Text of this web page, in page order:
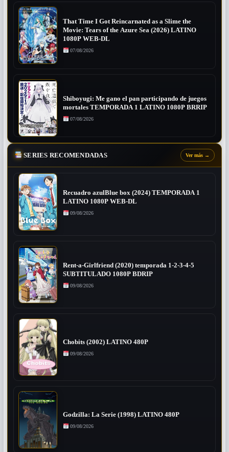
That Time I Got Reincarnated as a Slime the
Movie: Tears of the Azure Sea (2026) LATINO
1080P WEB-DL
07/08/2026
Shiboyugi: Me gano el pan participando de juegos
mortales TEMPORADA 1 LATINO 1080P BRRIP
07/08/2026
SERIES RECOMENDADAS Ver más →
Recuadro azulBlue box (2024) TEMPORADA 1
LATINO 1080P WEB-DL
09/08/2026
Rent-a-Girlfriend (2020) temporada 1-2-3-4-5
SUBTITULADO 1080P BDRIP
09/08/2026
Chobits (2002) LATINO 480P
09/08/2026
Godzilla: La Serie (1998) LATINO 480P
09/08/2026